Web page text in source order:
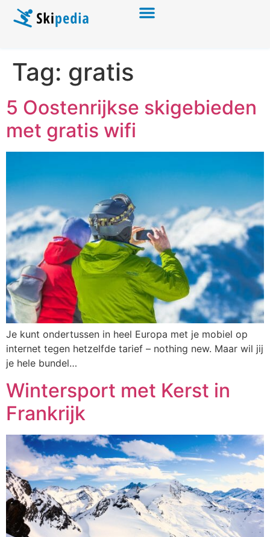
Tag: gratis
5 Oostenrijkse skigebieden
met gratis wifi
Je kunt ondertussen in heel Europa met je mobiel op
internet tegen hetzelfde tarief – nothing new. Maar wil jij
je hele bundel…
Wintersport met Kerst in
Frankrijk